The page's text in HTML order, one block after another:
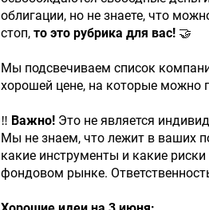
облигации, но не знаете, что
стоп, то это рубрика для вас! 🤝
Мы подсвечиваем список
хорошей цене, на которые можно
‼️ Важно! Это не является
Мы не знаем, что лежит в ваших
какие инструменты и какие
фондовом рынке.